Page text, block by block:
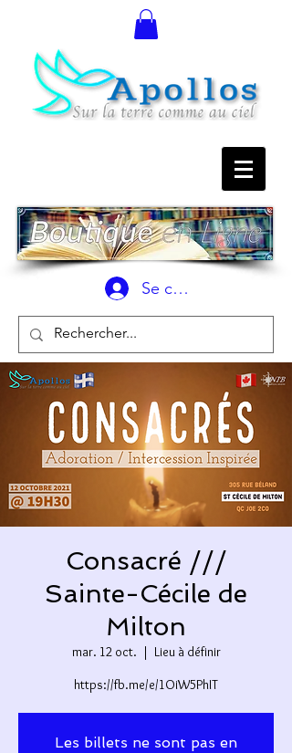
Se connecter
Consacré ///
Sainte-Cécile de
Milton
mar. 12 oct.
  |
Lieu à définir
https://fb.me/e/1OiW5PhIT
Les billets ne sont pas en